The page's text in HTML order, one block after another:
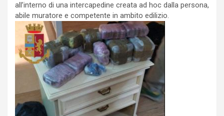
all’interno di una intercapedine creata ad hoc dalla persona,
abile muratore e competente in ambito edilizio.